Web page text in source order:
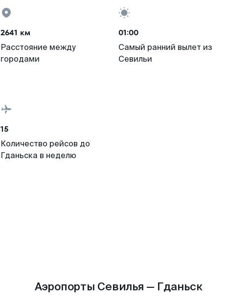
2641 км
Расстояние между
городами
01:00
Самый ранний вылет из
Севильи
15
Количество рейсов до
Гданьска в неделю
Аэропорты Севилья — Гданьск